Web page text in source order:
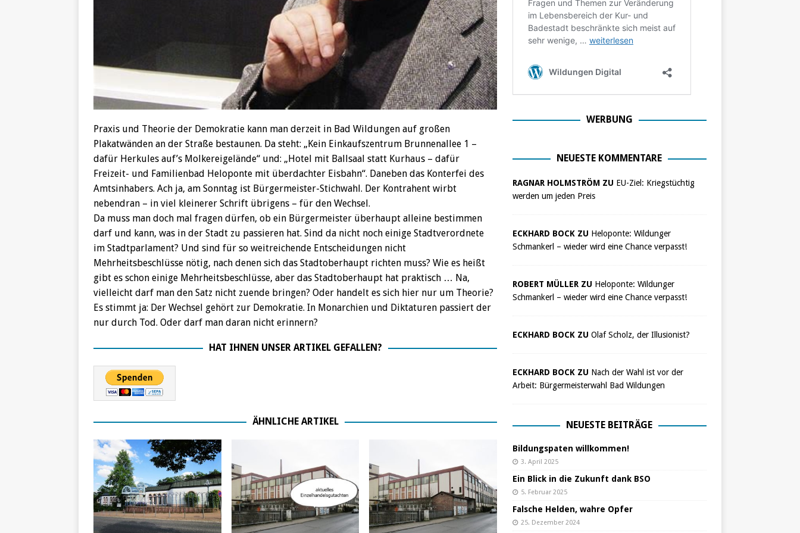
Praxis und Theorie der Demokratie kann man derzeit in Bad Wildungen auf großen
Plakatwänden an der Straße bestaunen. Da steht: „Kein Einkaufszentrum Brunnenallee 1 –
dafür Herkules auf’s Molkereigelände“ und: „Hotel mit Ballsaal statt Kurhaus – dafür
Freizeit- und Familienbad Heloponte mit überdachter Eisbahn“. Daneben das Konterfei des
Amtsinhabers. Ach ja, am Sonntag ist Bürgermeister-Stichwahl. Der Kontrahent wirbt
nebendran – in viel kleinerer Schrift übrigens – für den Wechsel.
Da muss man doch mal fragen dürfen, ob ein Bürgermeister überhaupt alleine bestimmen
darf und kann, was in der Stadt zu passieren hat. Sind da nicht noch einige Stadtverordnete
im Stadtparlament? Und sind für so weitreichende Entscheidungen nicht
Mehrheitsbeschlüsse nötig, nach denen sich das Stadtoberhaupt richten muss? Wie es heißt
gibt es schon einige Mehrheitsbeschlüsse, aber das Stadtoberhaupt hat praktisch … Na,
vielleicht darf man den Satz nicht zuende bringen? Oder handelt es sich hier nur um Theorie?
Es stimmt ja: Der Wechsel gehört zur Demokratie. In Monarchien und Diktaturen passiert der
nur durch Tod. Oder darf man daran nicht erinnern?
HAT IHNEN UNSER ARTIKEL GEFALLEN?
ÄHNLICHE ARTIKEL
WERBUNG
NEUESTE KOMMENTARE
RAGNAR HOLMSTRÖM ZU EU-Ziel: Kriegstüchtig
werden um jeden Preis
ECKHARD BOCK ZU Heloponte: Wildunger
Schmankerl – wieder wird eine Chance verpasst!
ROBERT MÜLLER ZU Heloponte: Wildunger
Schmankerl – wieder wird eine Chance verpasst!
ECKHARD BOCK ZU Olaf Scholz, der Illusionist?
ECKHARD BOCK ZU Nach der Wahl ist vor der
Arbeit: Bürgermeisterwahl Bad Wildungen
NEUESTE BEITRÄGE
Bildungspaten willkommen!
3. April 2025
Ein Blick in die Zukunft dank BSO
5. Februar 2025
Falsche Helden, wahre Opfer
25. Dezember 2024